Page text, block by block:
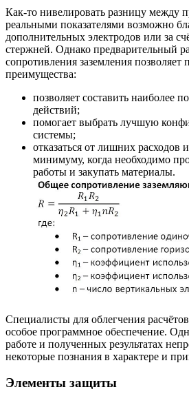
Как-то нивелировать разницу между
реальными показателями возможно
дополнительных электродов или за
стержней. Однако предварительный
сопротивления заземления позволяет
преимущества:
позволяет составить наиболее
действий;
помогает выбрать лучшую
системы;
отказаться от лишних расходов
минимуму, когда необходимо
работы и закупать материалы.
Специалисты для облегчения
особое программное обеспечение.
работе и полученных результатах
некоторые познания в характере и
Элементы защиты